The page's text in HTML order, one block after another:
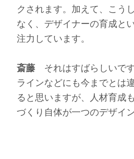
クされます。加えて、こう
なく、デザイナーの育成と
注力しています。
斎藤それはすばらしいで
ラインなどにも今までとは
ると思いますが、人材育成
づくり自体が一つのデザイ